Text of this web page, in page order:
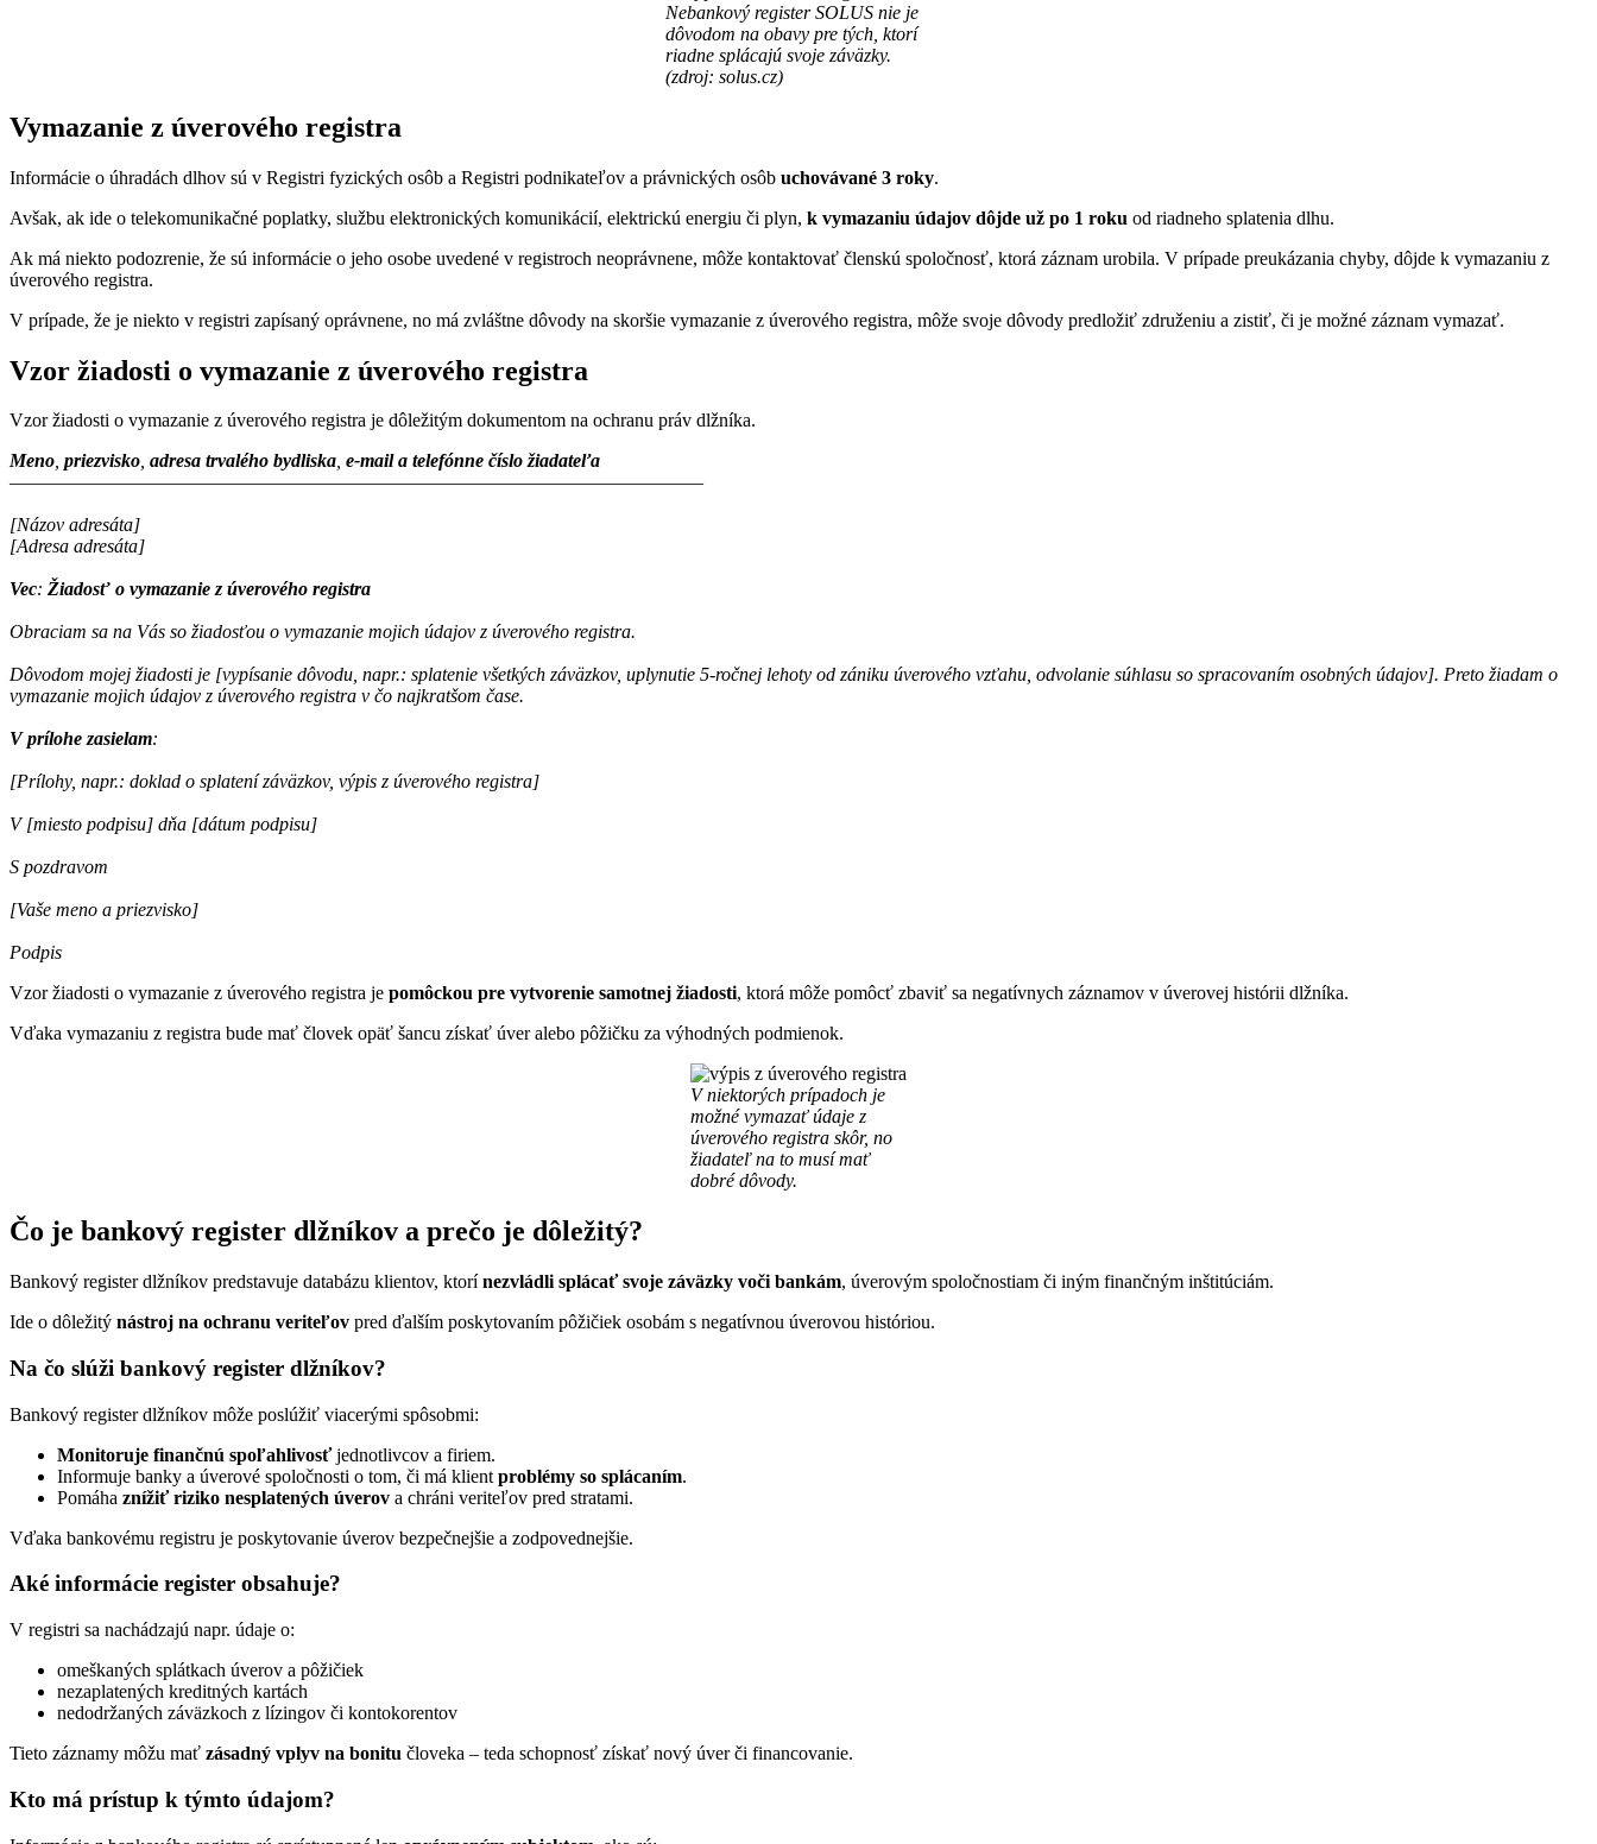
Nebankový register SOLUS nie je
dôvodom na obavy pre tých, ktorí
riadne splácajú svoje záväzky.
(zdroj: solus.cz)
Vymazanie z úverového registra
Informácie o úhradách dlhov sú v Registri fyzických osôb a Registri podnikateľov a právnických osôb uchovávané 3 roky.
Avšak, ak ide o telekomunikačné poplatky, službu elektronických komunikácií, elektrickú energiu či plyn, k vymazaniu údajov dôjde už po 1 roku od riadneho splatenia dlhu.
Ak má niekto podozrenie, že sú informácie o jeho osobe uvedené v registroch neoprávnene, môže kontaktovať členskú spoločnosť, ktorá záznam urobila. V prípade preukázania chyby, dôjde k vymazaniu z
úverového registra.
V prípade, že je niekto v registri zapísaný oprávnene, no má zvláštne dôvody na skoršie vymazanie z úverového registra, môže svoje dôvody predložiť združeniu a zistiť, či je možné záznam vymazať.
Vzor žiadosti o vymazanie z úverového registra
Vzor žiadosti o vymazanie z úverového registra je dôležitým dokumentom na ochranu práv dlžníka.
Meno, priezvisko, adresa trvalého bydliska, e-mail a telefónne číslo žiadateľa
————————————————————————————————————–
[Názov adresáta]
[Adresa adresáta]
Vec: Žiadosť o vymazanie z úverového registra
Obraciam sa na Vás so žiadosťou o vymazanie mojich údajov z úverového registra.
Dôvodom mojej žiadosti je [vypísanie dôvodu, napr.: splatenie všetkých záväzkov, uplynutie 5-ročnej lehoty od zániku úverového vzťahu, odvolanie súhlasu so spracovaním osobných údajov]. Preto žiadam o
vymazanie mojich údajov z úverového registra v čo najkratšom čase.
V prílohe zasielam:
[Prílohy, napr.: doklad o splatení záväzkov, výpis z úverového registra]
V [miesto podpisu] dňa [dátum podpisu]
S pozdravom
[Vaše meno a priezvisko]
Podpis
Vzor žiadosti o vymazanie z úverového registra je pomôckou pre vytvorenie samotnej žiadosti, ktorá môže pomôcť zbaviť sa negatívnych záznamov v úverovej histórii dlžníka.
Vďaka vymazaniu z registra bude mať človek opäť šancu získať úver alebo pôžičku za výhodných podmienok.
V niektorých prípadoch je
možné vymazať údaje z
úverového registra skôr, no
žiadateľ na to musí mať
dobré dôvody.
Čo je bankový register dlžníkov a prečo je dôležitý?
Bankový register dlžníkov predstavuje databázu klientov, ktorínezvládli splácať svoje záväzky voči bankám, úverovým spoločnostiam či iným finančným inštitúciám.
Ide o dôležitý nástroj na ochranu veriteľov pred ďalším poskytovaním pôžičiek osobám s negatívnou úverovou históriou.
Na čo slúži bankový register dlžníkov?
Bankový register dlžníkov môže poslúžiť viacerými spôsobmi:
Monitoruje finančnú spoľahlivosťjednotlivcov a firiem.
Informuje banky a úverové spoločnosti o tom, či má klient problémy so splácaním.
Pomáha znížiť riziko nesplatených úverov a chráni veriteľov pred stratami.
Vďaka bankovému registru je poskytovanie úverov bezpečnejšie a zodpovednejšie.
Aké informácie register obsahuje?
V registri sa nachádzajú napr. údaje o:
omeškaných splátkach úverov a pôžičiek
nezaplatených kreditných kartách
nedodržaných záväzkoch z lízingov či kontokorentov
Tieto záznamy môžu mať zásadný vplyv na bonitu človeka – teda schopnosť získať nový úver či financovanie.
Kto má prístup k týmto údajom?